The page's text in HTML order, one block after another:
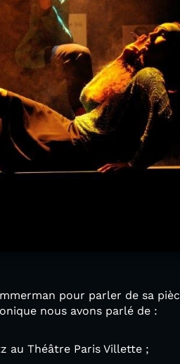
pour parler de sa
nous avons parlé de :
au Théâtre Paris Villette ;